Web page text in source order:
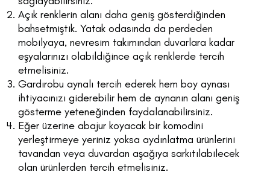
Açık renklerin alanı daha geniş gösterdiğinden
bahsetmiştik. Yatak odasında da perdeden
mobilyaya, nevresim takımından duvarlara kadar
eşyalarınızı olabildiğince açık renklerde tercih
etmelisiniz.
Gardırobu aynalı tercih ederek hem boy aynası
ihtiyacınızı giderebilir hem de aynanın alanı geniş
gösterme yeteneğinden faydalanabilirsiniz.
Eğer üzerine abajur koyacak bir komodini
yerleştirmeye yeriniz yoksa aydınlatma ürünlerini
tavandan veya duvardan aşağıya sarkıtılabilecek
olan ürünlerden tercih etmelisiniz.